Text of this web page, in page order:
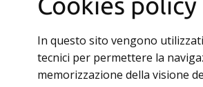
In questo sito vengono
tecnici per permettere la
memorizzazione della visione